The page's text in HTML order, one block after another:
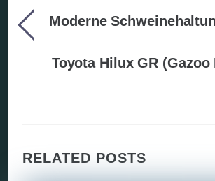
Moderne
Toyota Hilux GR (Gazoo
RELATED POSTS